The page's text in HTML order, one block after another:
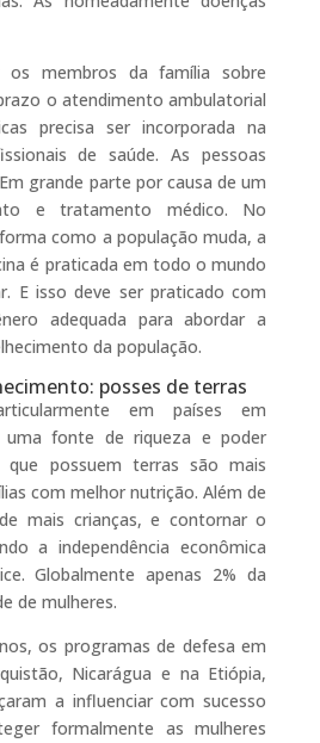
os membros da família sobre
o atendimento ambulatorial
precisa ser incorporada na
de saúde. As pessoas
grande parte por causa de um
e tratamento médico. No
como a população muda, a
é praticada em todo o mundo
E isso deve ser praticado com
adequada para abordar a
da população.
posses de terras
em países em
uma fonte de riqueza e poder
que possuem terras são mais
com melhor nutrição. Além de
mais crianças, e contornar o
a independência econômica
Globalmente apenas 2% da
de mulheres.
os programas de defesa em
Nicarágua e na Etiópia,
a influenciar com sucesso
formalmente as mulheres